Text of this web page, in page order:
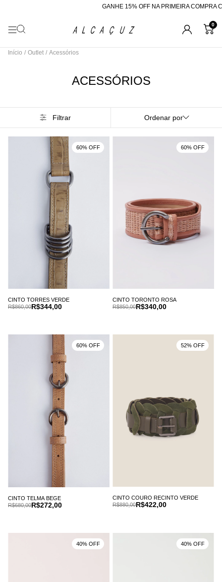
GANHE 15% OFF NA PRIMEIRA COMPRA
0
Início / Outlet / Acessórios
ACESSÓRIOS
Filtrar Ordenar por
CINTO TORRES VERDE
R$344,00
R$860,00
60% OFF
CINTO TORONTO ROSA
R$340,00
R$850,00
60% OFF
CINTO TELMA BEGE
R$272,00
R$680,00
60% OFF
CINTO COURO RECINTO VERDE
R$422,00
R$880,00
52% OFF
40% OFF 40% OFF